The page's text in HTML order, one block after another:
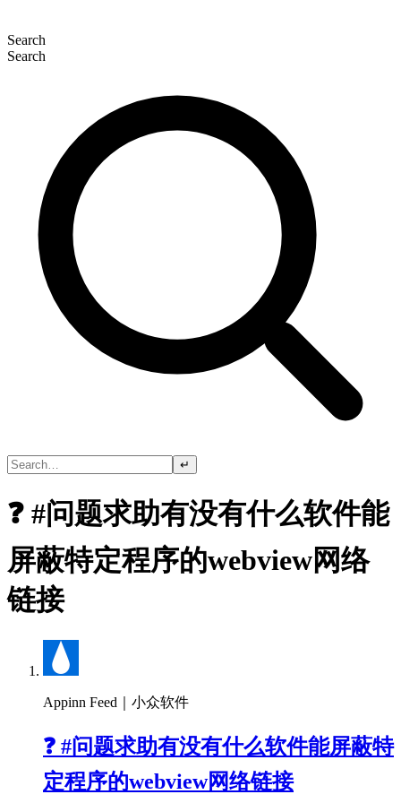
Search
Search
↵
❓ #问题求助有没有什么软件能
屏蔽特定程序的webview网络
链接
Appinn Feed｜小众软件
❓ #问题求助有没有什么软件能屏蔽特
定程序的webview网络链接